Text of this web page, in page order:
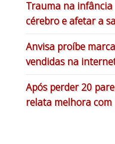
Trauma na
cérebro e afetar a
Anvisa proíbe
vendidas na
Após perder 20
relata melhora